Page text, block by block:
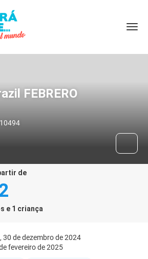
FEBRERO
de
e 1 criança
30 de dezembro de 2024
fevereiro de 2025